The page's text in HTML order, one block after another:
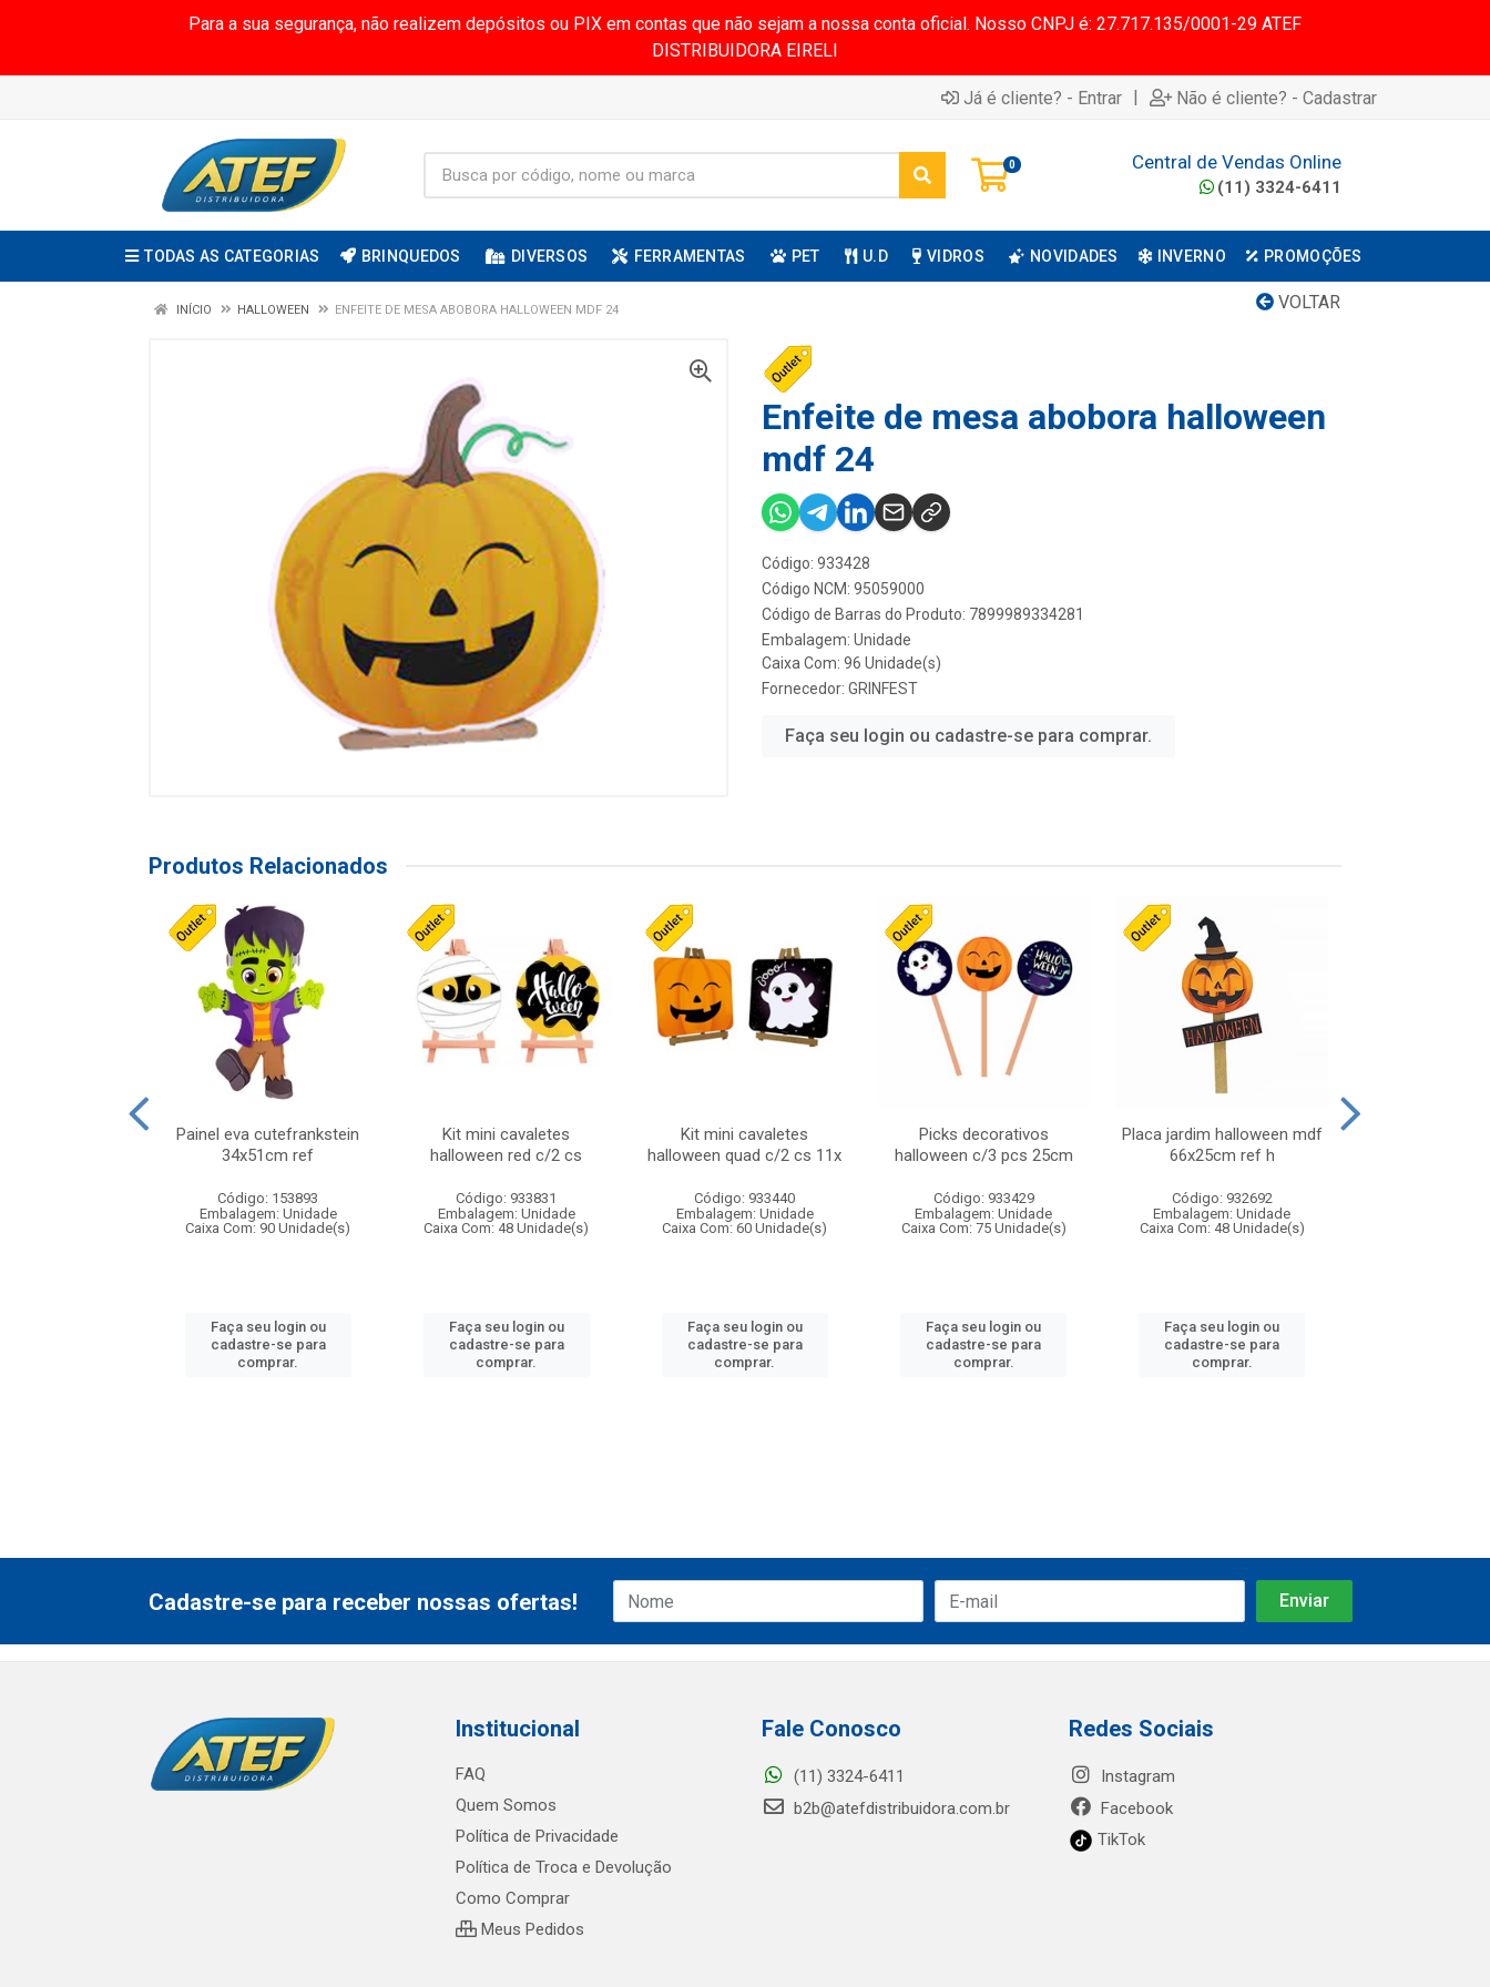
Para a sua segurança, não realizem depósitos ou PIX em contas que não sejam a nossa conta oficial. Nosso CNPJ é: 27.717.135/0001-29 ATEF
DISTRIBUIDORA EIRELI
Já é cliente? - Entrar | Não é cliente? - Cadastrar
0 Central de Vendas Online
(11) 3324-6411
TODAS AS CATEGORIAS BRINQUEDOS DIVERSOS FERRAMENTAS PET U.D VIDROS NOVIDADES INVERNO PROMOÇÕES
VOLTAR
INÍCIO HALLOWEEN ENFEITE DE MESA ABOBORA HALLOWEEN MDF 24
Enfeite de mesa abobora halloween
mdf 24
Código: 933428
Código NCM: 95059000
Código de Barras do Produto: 7899989334281
Embalagem: Unidade
Caixa Com: 96 Unidade(s)
Fornecedor: GRINFEST
Faça seu login ou cadastre-se para comprar.
Produtos Relacionados
Painel eva cutefrankstein
34x51cm ref
Código: 153893
Embalagem: Unidade
Caixa Com: 90 Unidade(s)
Faça seu login ou
cadastre-se para
comprar.
Kit mini cavaletes
halloween red c/2 cs
Código: 933831
Embalagem: Unidade
Caixa Com: 48 Unidade(s)
Faça seu login ou
cadastre-se para
comprar.
Kit mini cavaletes
halloween quad c/2 cs 11x
Código: 933440
Embalagem: Unidade
Caixa Com: 60 Unidade(s)
Faça seu login ou
cadastre-se para
comprar.
Picks decorativos
halloween c/3 pcs 25cm
Código: 933429
Embalagem: Unidade
Caixa Com: 75 Unidade(s)
Faça seu login ou
cadastre-se para
comprar.
Placa jardim halloween mdf
66x25cm ref h
Código: 932692
Embalagem: Unidade
Caixa Com: 48 Unidade(s)
Faça seu login ou
cadastre-se para
comprar.
Cadastre-se para receber nossas ofertas!
Institucional
FAQ
Quem Somos
Política de Privacidade
Política de Troca e Devolução
Como Comprar
Meus Pedidos
Fale Conosco
(11) 3324-6411
b2b@atefdistribuidora.com.br
Redes Sociais
Instagram
Facebook
TikTok